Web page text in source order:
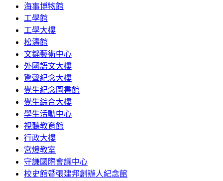
海事博物館
工學館
工學大樓
松濤館
文錙藝術中心
外國語文大樓
驚聲紀念大樓
覺生紀念圖書館
覺生綜合大樓
學生活動中心
視聽教育館
行政大樓
宮燈教室
守謙國際會議中心
校史館暨張建邦創辦人紀念館